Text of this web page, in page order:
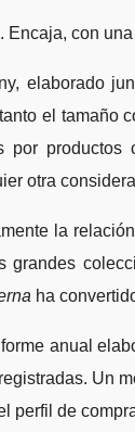
Encaja, con
elaborado
el
otra
la
ha
anual
Un
perfil de